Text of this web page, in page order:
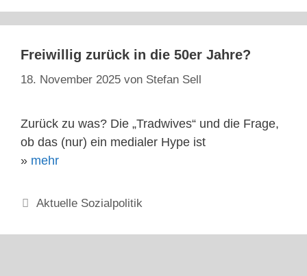
Freiwillig zurück in die 50er Jahre?
18. November 2025 von Stefan Sell
Zurück zu was? Die „Tradwives“ und die Frage,
ob das (nur) ein medialer Hype ist
» mehr
Kategorien
Aktuelle Sozialpolitik